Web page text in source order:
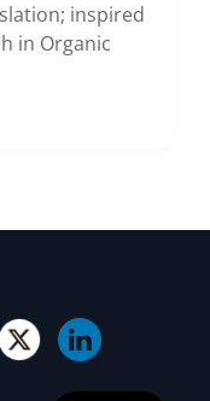
inspired
in Organic